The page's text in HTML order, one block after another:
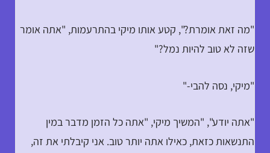
"מה זאת אומרת?", קטע אותו מיקי בהתרעמות, "אתה אומר
שזה לא טוב להיות נמל?"
"מיקי, נסה להבי-"
"אתה יודע", "המשיך מיקי, "אתה כל הזמן מדבר במין
התנשאות כזאת, כאילו אתה יותר טוב. אני קיבלתי את זה,